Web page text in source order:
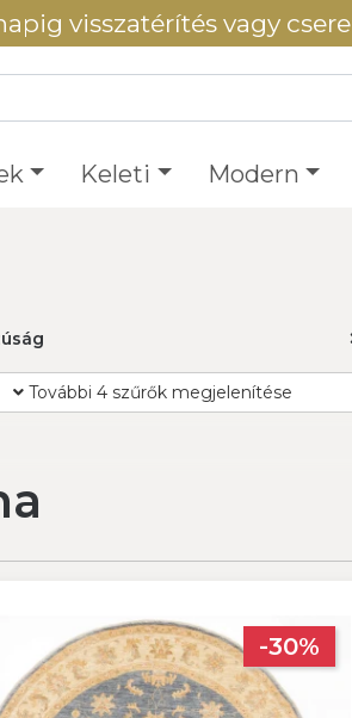
visszatérítés vagy csere
Keleti Modern
További 4 szűrők megjelenítése
-30%